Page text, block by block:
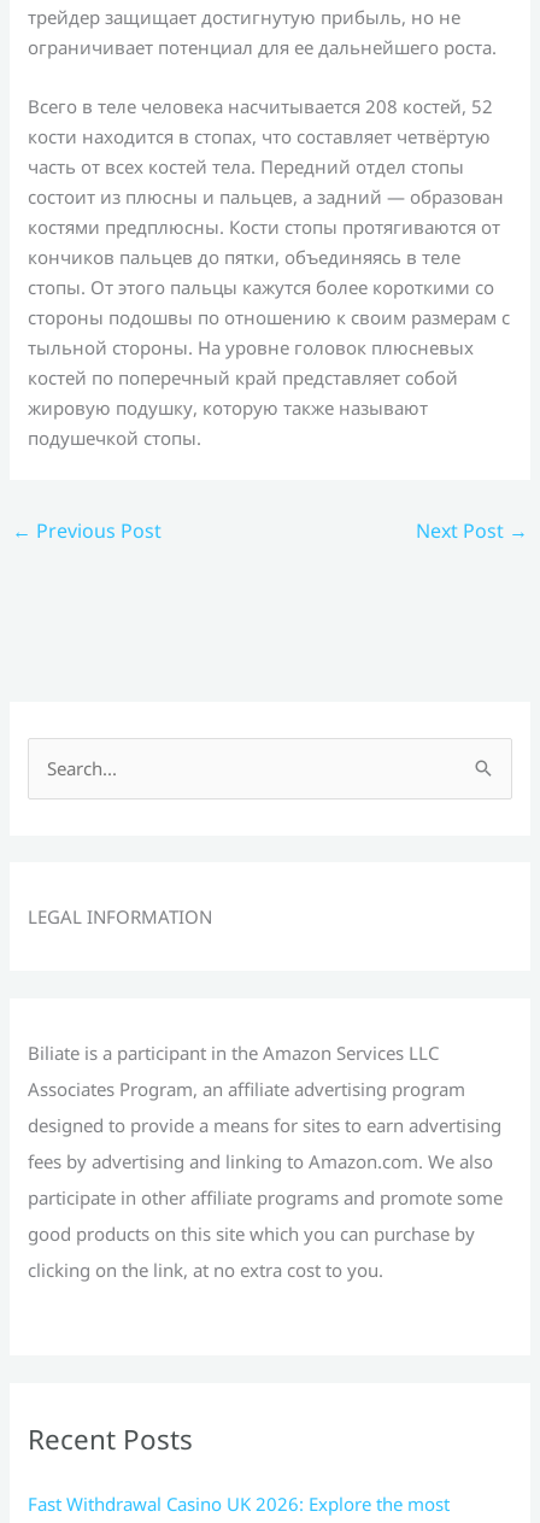
трейдер защищает достигнутую прибыль, но не
ограничивает потенциал для ее дальнейшего роста.
Всего в теле человека насчитывается 208 костей, 52
кости находится в стопах, что составляет четвёртую
часть от всех костей тела. Передний отдел стопы
состоит из плюсны и пальцев, а задний — образован
костями предплюсны. Кости стопы протягиваются от
кончиков пальцев до пятки, объединяясь в теле
стопы. От этого пальцы кажутся более короткими со
стороны подошвы по отношению к своим размерам с
тыльной стороны. На уровне головок плюсневых
костей по поперечный край представляет собой
жировую подушку, которую также называют
подушечкой стопы.
← Previous Post Next Post →
r
:
LEGAL INFORMATION
Biliate is a participant in the Amazon Services LLC
Associates Program, an affiliate advertising program
designed to provide a means for sites to earn advertising
fees by advertising and linking to Amazon.com. We also
participate in other affiliate programs and promote some
good products on this site which you can purchase by
clicking on the link, at no extra cost to you.
Recent Posts
Fast Withdrawal Casino UK 2026: Explore the most